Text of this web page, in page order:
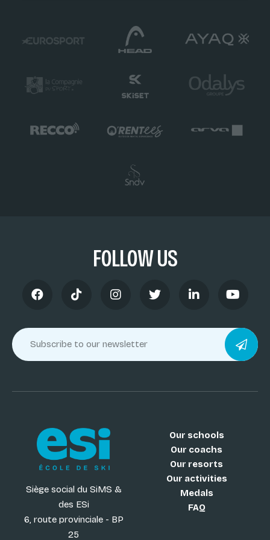
FOLLOW US
Siège social du SiMS &
des ESi
6, route provinciale - BP
25
Our schools
Our coachs
Our resorts
Our activities
Medals
FAQ